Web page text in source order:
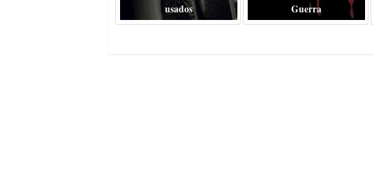
usados
Guerra